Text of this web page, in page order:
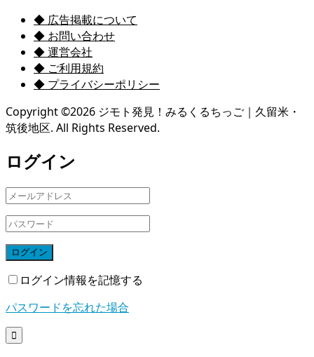
◆ 広告掲載について
◆ お問い合わせ
◆ 運営会社
◆ ご利用規約
◆ プライバシーポリシー
Copyright ©2026 ジモト発見！みるくるちっご｜久留米・
筑後地区. All Rights Reserved.
ログイン
ログイン
ログイン情報を記憶する
パスワードを忘れた場合
